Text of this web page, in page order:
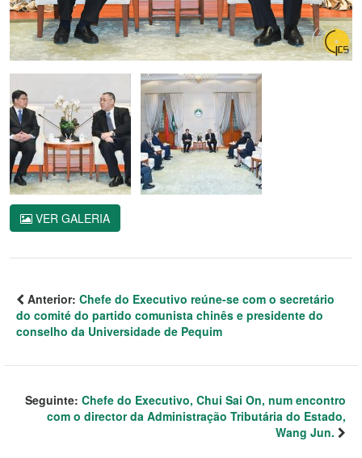
VER GALERIA
Anterior: Chefe do Executivo reúne-se com o secretário
do comité do partido comunista chinês e presidente do
conselho da Universidade de Pequim
Seguinte: Chefe do Executivo, Chui Sai On, num encontro
com o director da Administração Tributária do Estado,
Wang Jun.